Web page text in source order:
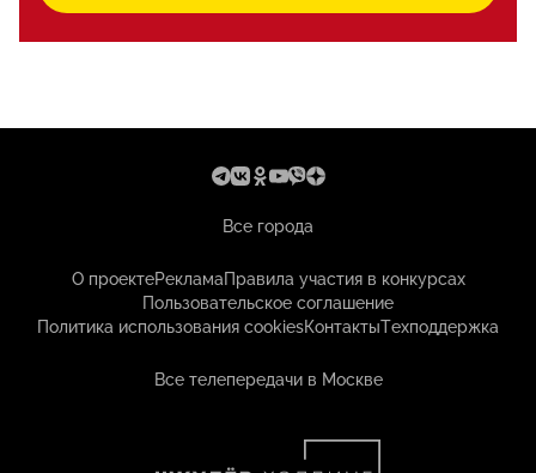
Все города
О проектеРекламаПравила участия в конкурсах
Пользовательское соглашение
Политика использования cookiesКонтактыТехподдержка
Все телепередачи в Москве